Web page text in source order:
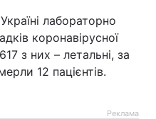
лабораторно
коронавірусної
з них – летальні, за
12 пацієнтів.
Реклама